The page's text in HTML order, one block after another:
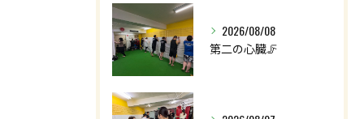
2026/08/08
第二の心臓🦵